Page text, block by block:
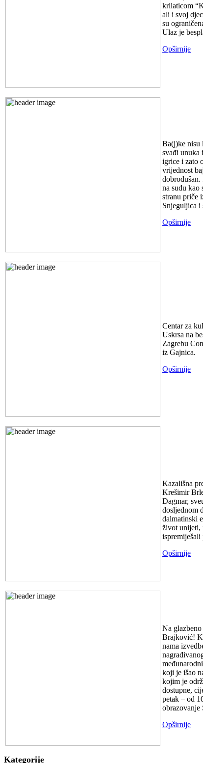
krilaticom
ali i svoj
su
Ulaz je
Opširnije
Ba(j)ke nisu
svađi unuka
igrice i zato
vrijednost
na sudu kao
stranu priče
Snjeguljica i
Opširnije
Centar za
Uskrsa na
Zagrebu
iz Gajnica.
Opširnije
Kazališna
Krešimir
Dagmar,
dosljednom
dalmatinski
život unijeti,
ispremiješali
Opširnije
Na
Brajković!
nama
koji je išao
kojim je
dostupne,
petak – od
obrazovanje
Opširnije
Kategorije